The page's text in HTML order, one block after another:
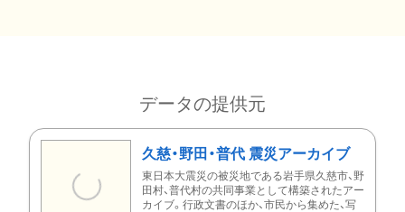
データの提供元
久慈・野田・普代 震災アーカイブ
東日本大震災の被災地である岩手県久慈市、野
田村、普代村の共同事業として構築されたアー
カイブ。行政文書のほか、市民から集めた、写